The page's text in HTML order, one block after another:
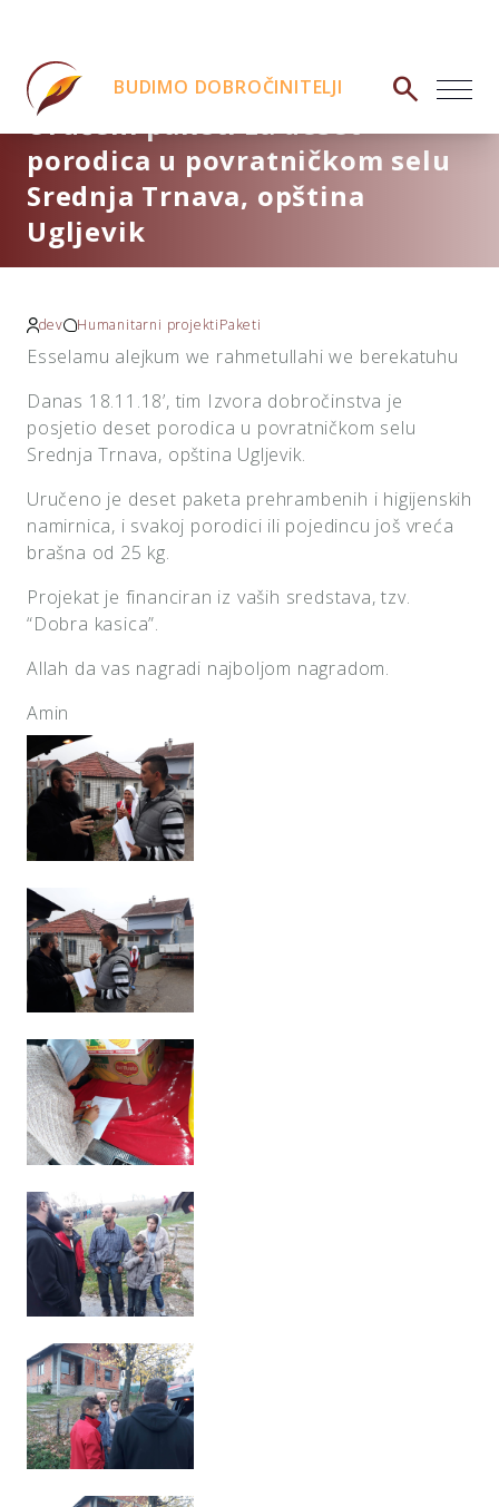
BUDIMO DOBROČINITELJI search
Uručeni paketi za deset
porodica u povratničkom selu
Srednja Trnava, opština
Ugljevik
dev Humanitarni projektiPaketi
Esselamu alejkum we rahmetullahi we berekatuhu
Danas 18.11.18’, tim Izvora dobročinstva je
posjetio deset porodica u povratničkom selu
Srednja Trnava, opština Ugljevik.
Uručeno je deset paketa prehrambenih i higijenskih
namirnica, i svakoj porodici ili pojedincu još vreća
brašna od 25 kg.
Projekat je financiran iz vaših sredstava, tzv.
“Dobra kasica”.
Allah da vas nagradi najboljom nagradom.
Amin